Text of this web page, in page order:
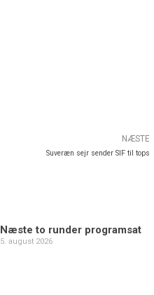
NÆSTE
Suveræn sejr sender SIF til tops
Næste to runder programsat
5. august 2026